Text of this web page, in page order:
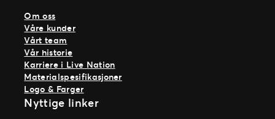
Om oss
Våre kunder
Vårt team
Vår historie
Karriere i Live Nation
Materialspesifikasjoner
Logo & Farger
Nyttige linker